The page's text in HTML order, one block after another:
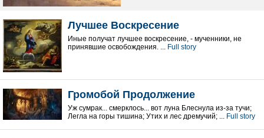
Лучшее Воскресение
Иныe получат лучшее воскресение, - мученники, не
принявшиe освобождения. ... Full story
Громобой Продолжение
Уж сумрак... смерклось... вот луна Блеснула из-за тучи;
Легла на горы тишина; Утих и лес дремучий; ... Full story